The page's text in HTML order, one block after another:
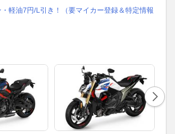
軽油7円/L引き！（要マイカー登録＆特定情報